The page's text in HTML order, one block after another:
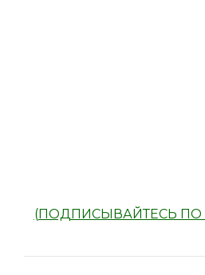
(ПОДПИСЫВАЙТЕСЬ ПО